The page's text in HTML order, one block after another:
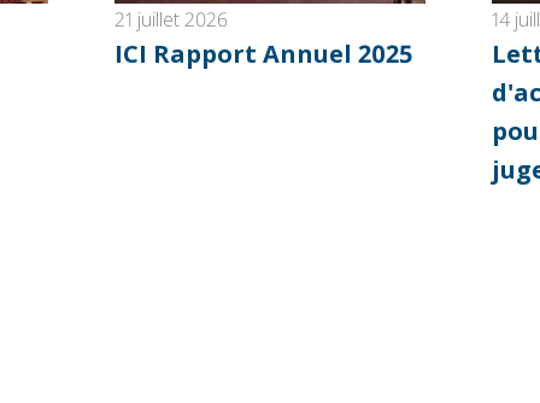
21 juillet 2026
ICI Rapport Annuel 2025
14